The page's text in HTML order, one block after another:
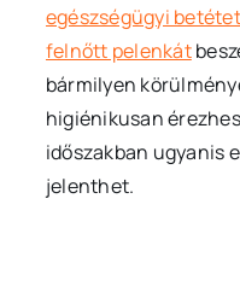
egészségügyi betétet
felnőtt pelenkát
bármilyen
higiénikusan
időszakban ugyanis
jelenthet.